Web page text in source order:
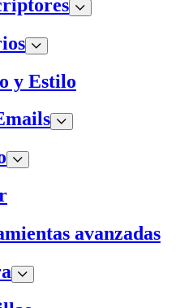
y Estilo
avanzadas